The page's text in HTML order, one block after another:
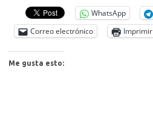
WhatsApp
Correo electrónico
Imprimir
Me gusta esto: